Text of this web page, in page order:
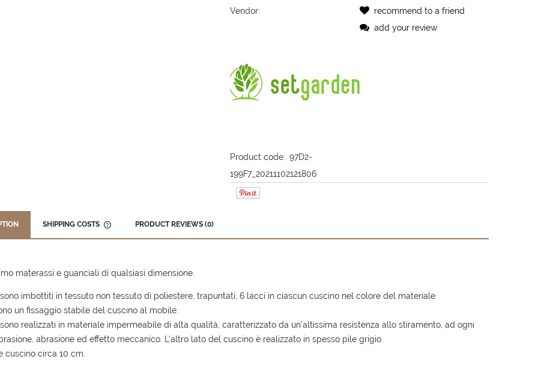
Vendor:
Product code: 97D2-
199F7_20211102121806
recommend to a friend
add your review
SHIPPING COSTS
POSSIBLE PAYMENT COSTS
PRODUCT REVIEWS (0)
materassi e guanciali di qualsiasi dimensione.
sono imbottiti in tessuto non tessuto di poliestere, trapuntati, 6 lacci in ciascun cuscino nel colore del materiale
un fissaggio stabile del cuscino al mobile.
sono realizzati in materiale impermeabile di alta qualità, caratterizzato da un'altissima resistenza allo stiramento, ad ogni
abrasione ed effetto meccanico. L'altro lato del cuscino è realizzato in spesso pile grigio.
cuscino circa 10 cm.